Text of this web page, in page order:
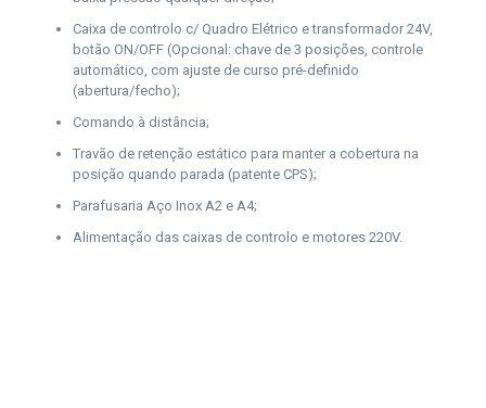
Caixa de controlo c/ Quadro Elétrico e transformador 24V,
botão ON/OFF (Opcional: chave de 3 posições, controle
automático, com ajuste de curso pré-definido
(abertura/fecho);
Comando à distância;
Travão de retenção estático para manter a cobertura na
posição quando parada (patente CPS);
Parafusaria Aço Inox A2 e A4;
Alimentação das caixas de controlo e motores 220V.